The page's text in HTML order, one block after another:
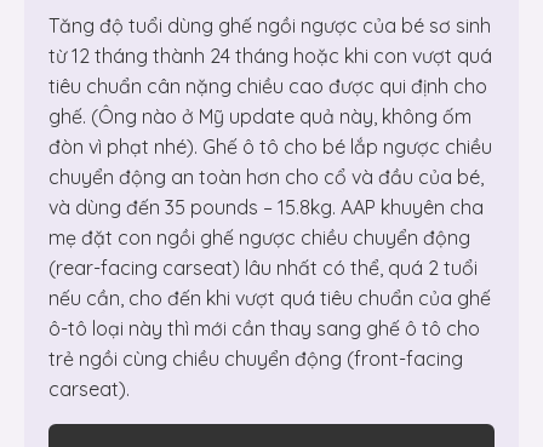
Tăng độ tuổi dùng ghế ngồi ngược của bé sơ sinh
từ 12 tháng thành 24 tháng hoặc khi con vượt quá
tiêu chuẩn cân nặng chiều cao được qui định cho
ghế. (Ông nào ở Mỹ update quả này, không ốm
đòn vì phạt nhé). Ghế ô tô cho bé lắp ngược chiều
chuyển động an toàn hơn cho cổ và đầu của bé,
và dùng đến 35 pounds – 15.8kg. AAP khuyên cha
mẹ đặt con ngồi ghế ngược chiều chuyển động
(rear-facing carseat) lâu nhất có thể, quá 2 tuổi
nếu cần, cho đến khi vượt quá tiêu chuẩn của ghế
ô-tô loại này thì mới cần thay sang ghế ô tô cho
trẻ ngồi cùng chiều chuyển động (front-facing
carseat).